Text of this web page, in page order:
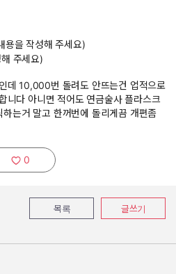
용을 작성해 주세요)
주세요)
데 10,000번 돌려도 안뜨는건 업적으로
니다 아니면 적어도 연금술사 플라스크
는거 말고 한꺼번에 돌리게끔 개편좀
추천하기:
0
목록 글쓰기